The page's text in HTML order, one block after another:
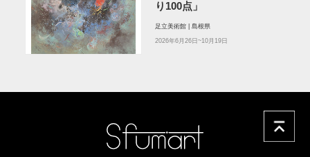
り100点」
足立美術館 | 島根県
2026年6月26日~10月19日